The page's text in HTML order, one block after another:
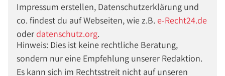
Impressum erstellen, Datenschutzerklärung und
co. findest du auf Webseiten, wie z.B.e-Recht24.de
oder datenschutz.org.
Hinweis: Dies ist keine rechtliche Beratung,
sondern nur eine Empfehlung unserer Redaktion.
Es kann sich im Rechtsstreit nicht auf unseren